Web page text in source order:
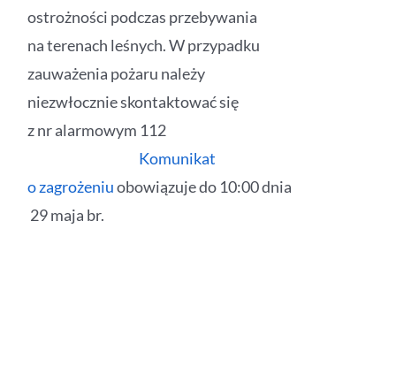
ostrożności podczas przebywania
na terenach leśnych. W przypadku
zauważenia pożaru należy
niezwłocznie skontaktować się
z nr alarmowym 112
Komunikat
o zagrożeniuobowiązuje do 10:00 dnia
29 maja br.